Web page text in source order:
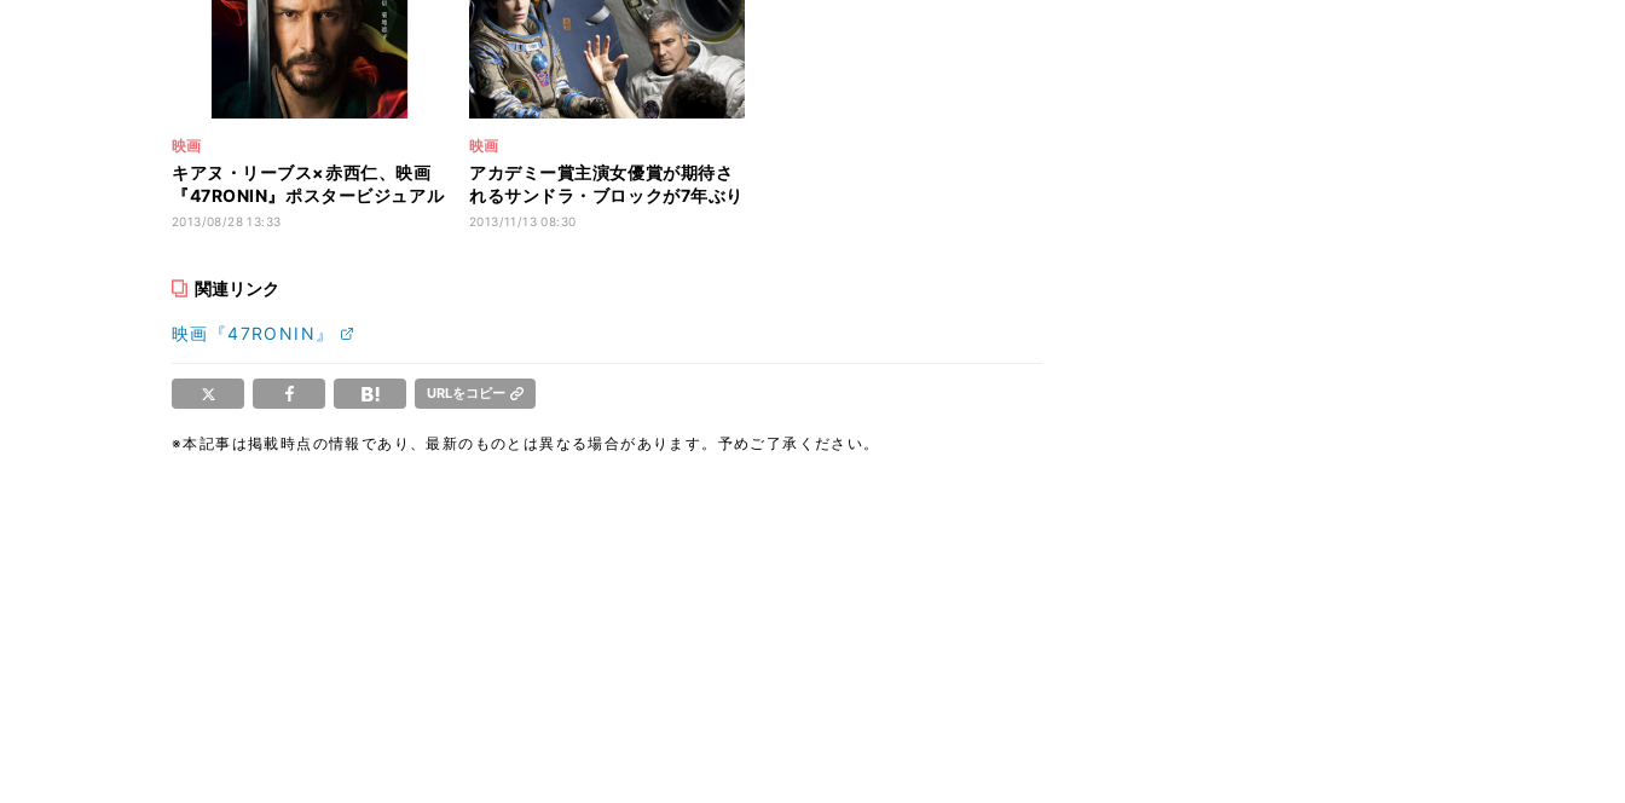
映画
キアヌ・リーブス×赤西仁、映画
『47RONIN』ポスタービジュアル
公開
2013/08/28 13:33
映画
アカデミー賞主演女優賞が期待さ
れるサンドラ・ブロックが7年ぶり
に来日
2013/11/13 08:30
関連リンク
映画『47RONIN』
URLをコピー
※本記事は掲載時点の情報であり、最新のものとは異なる場合があります。予めご了承ください。